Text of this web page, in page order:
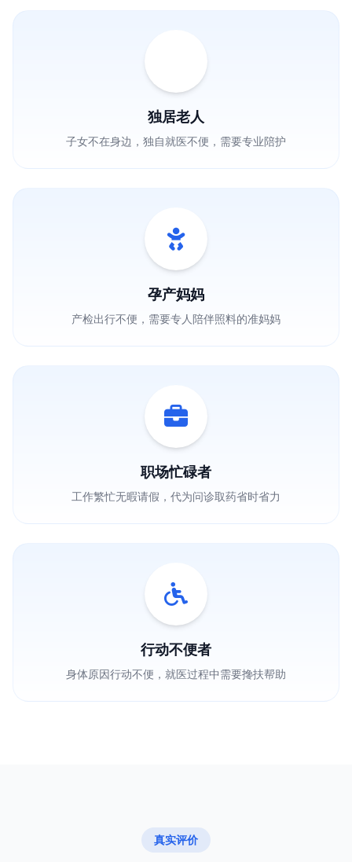
独居老人
子女不在身边，独自就医不便，需要专业陪护
孕产妈妈
产检出行不便，需要专人陪伴照料的准妈妈
职场忙碌者
工作繁忙无暇请假，代为问诊取药省时省力
行动不便者
身体原因行动不便，就医过程中需要搀扶帮助
真实评价